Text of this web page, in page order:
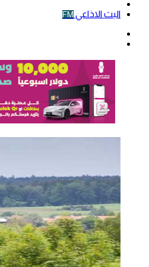
البث الاذاعي FM